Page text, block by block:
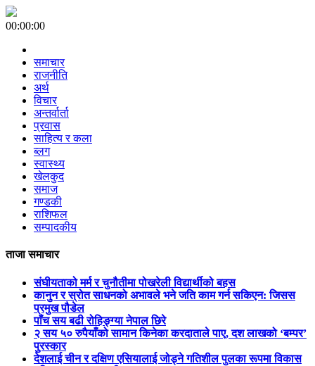
00:00:00
समाचार
राजनीति
अर्थ
विचार
अन्तर्वार्ता
प्रवास
साहित्य र कला
ब्लग
स्वास्थ्य
खेलकुद
समाज
गण्डकी
राशिफल
सम्पादकीय
ताजा समाचार
संघीयताको मर्म र चुनौतीमा पोखरेली विद्यार्थीको बहस
कानुन र स्रोत साधनको अभावले भने जति काम गर्न सकिएन: जिसस
प्रमुख पौडेल
पाँच सय बढी रोहिङ्ग्या नेपाल छिरे
२ सय ५० रुपैयाँको सामान किनेका करदाताले पाए, दश लाखको ‘बम्पर’
पुरस्कार
देशलाई चीन र दक्षिण एसियालाई जोड्ने गतिशील पुलका रूपमा विकास